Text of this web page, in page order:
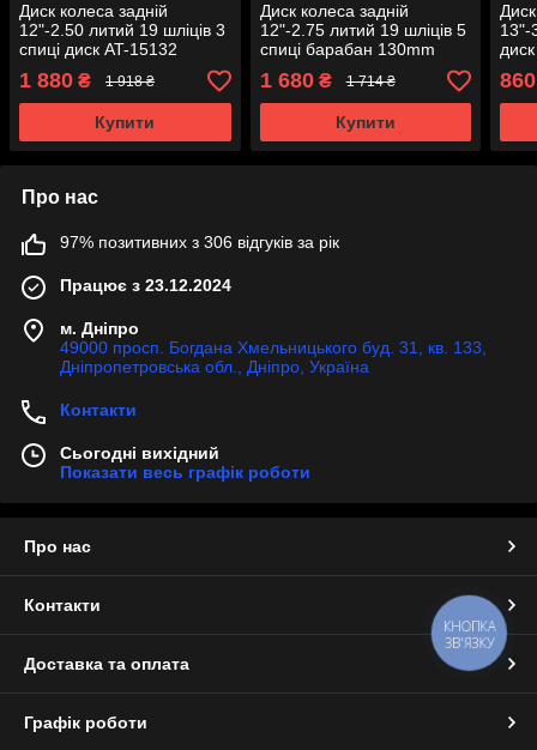
Диск колеса задній
12"-2.50 литий 19 шліців 3
спиці диск AT-15132
1 880 ₴ 1 918 ₴
Купити
Диск колеса задній
12"-2.75 литий 19 шліців 5
спиці барабан 130mm
чорно-сірий
1 680₴ 1 714 ₴
Купити
13"-
860
Про нас
97% позитивних з 306 відгуків за рік
Працює з 23.12.2024
м. Дніпро
49000 просп. Богдана Хмельницького буд. 31, кв. 133,
Дніпропетровська обл., Дніпро, Україна
Контакти
Сьогодні вихідний
Показати весь графік роботи
Про нас
Контакти
Доставка та оплата
Графік роботи
КНОПКА
ЗВ'ЯЗКУ